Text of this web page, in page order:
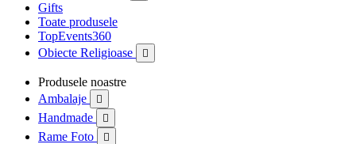
Gifts
Toate produsele
TopEvents360
Obiecte Religioase

Produsele noastre
Ambalaje

Handmade 
Rame Foto 